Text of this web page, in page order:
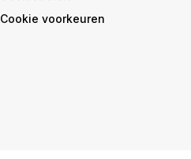
Cookie voorkeuren